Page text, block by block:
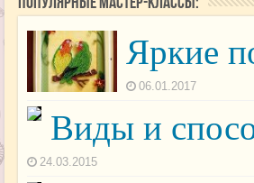
Популярные мастер-классы:
Яркие
06.01.2017
Виды и
24.03.2015